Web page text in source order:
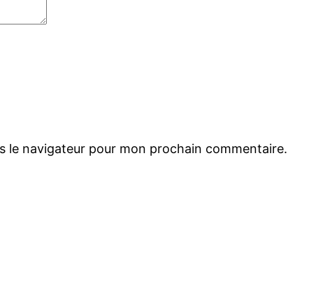
le navigateur pour mon prochain commentaire.